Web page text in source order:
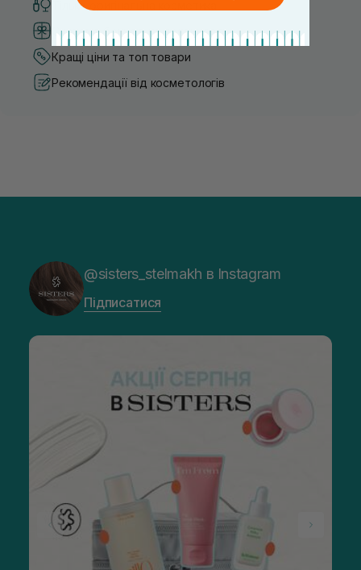
Тільки оригінальна косметика
Система бонусів та лояльності
Кращі ціни та топ товари
Рекомендації від косметологів
@sisters_stelmakh в Instagram
Підписатися